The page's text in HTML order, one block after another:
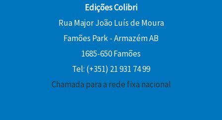
Edições Colibri
Rua Major João Luís de Moura
Famões Park - Armazém AB
1685-650 Famões
Tel: (+351) 21 931 74 99
Chamada para a rede fixa nacional